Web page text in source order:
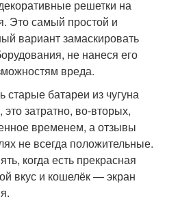
решетки на
Это самый простой и
вариант замаскировать
не нанеся его
вреда.
батареи из чугуна
затратно, во-вторых,
временем, а отзывы
не всегда положительные.
когда есть прекрасная
вкус и кошелёк — экран